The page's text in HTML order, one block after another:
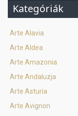
Kategóriák
Arte Alavia
Arte Aldea
Arte Amazonia
Arte Andaluzja
Arte Asturia
Arte Avignon